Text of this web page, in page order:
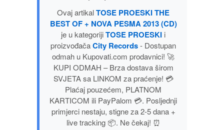
POPULARNA PSIHOLOGIJA
PRIČE
PUBLICISTIKA
PUTOPISI
STRIP
Ovaj artikalTOSE PROESKI THE
BEST OF + NOVA PESMA 2013 (CD)
je u kategorijiTOSE PROESKI i
proizvođačaCity Records- Dostupan
odmah u Kupovati.com prodavnici! 🚀
KUPI ODMAH – Brza dostava širom
SVJETA sa LINKOM za praćenje! 💳
Plaćaj pouzećem, PLATNOM
KARTICOM ili PayPalom 💳. Posljednji
primjerci nestaju, stigne za 2-5 dana +
live tracking 📦. Ne čekaj! ⏰